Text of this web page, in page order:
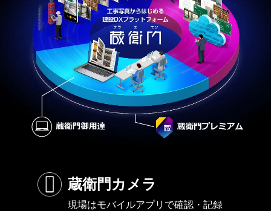
蔵衛門カメラ
現場はモバイルアプリで確認・記録